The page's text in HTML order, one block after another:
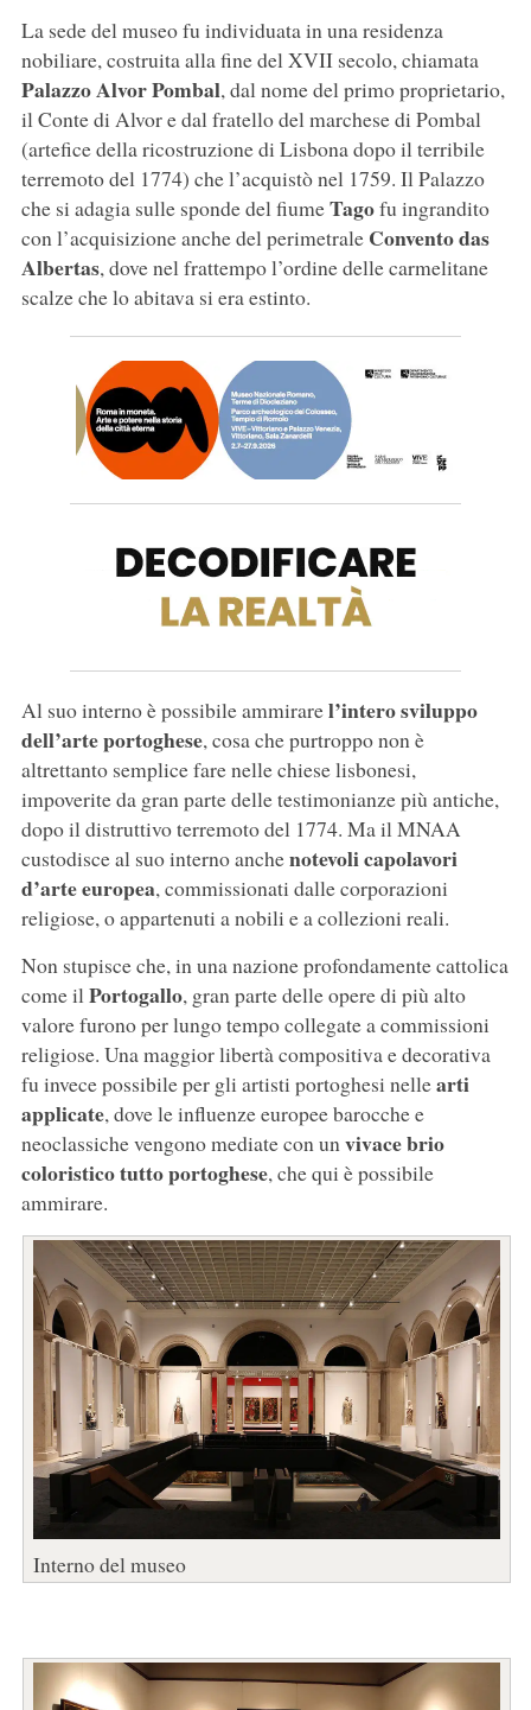
La sede del museo fu individuata in una residenza
nobiliare, costruita alla fine del XVII secolo, chiamata
Palazzo Alvor Pombal, dal nome del primo proprietario,
il Conte di Alvor e dal fratello del marchese di Pombal
(artefice della ricostruzione di Lisbona dopo il terribile
terremoto del 1774) che l’acquistò nel 1759. Il Palazzo
che si adagia sulle sponde del fiumeTagofu ingrandito
con l’acquisizione anche del perimetraleConvento das
Albertas, dove nel frattempo l’ordine delle carmelitane
scalze che lo abitava si era estinto.
Al suo interno è possibile ammirarel’intero sviluppo
dell’arte portoghese, cosa che purtroppo non è
altrettanto semplice fare nelle chiese lisbonesi,
impoverite da gran parte delle testimonianze più antiche,
dopo il distruttivo terremoto del 1774. Ma il MNAA
custodisce al suo interno anchenotevoli capolavori
d’arte europea, commissionati dalle corporazioni
religiose, o appartenuti a nobili e a collezioni reali.
Non stupisce che, in una nazione profondamente cattolica
come ilPortogallo, gran parte delle opere di più alto
valore furono per lungo tempo collegate a commissioni
religiose. Una maggior libertà compositiva e decorativa
fu invece possibile per gli artisti portoghesi nellearti
applicate, dove le influenze europee barocche e
neoclassiche vengono mediate con unvivace brio
coloristico tutto portoghese, che qui è possibile
ammirare.
Interno del museo